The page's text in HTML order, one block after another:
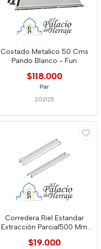
Costado Metalico 50 Cms
Pando Blanco - Fun
$118.000
Par
202125
Corredera Riel Estandar
Extracción Parcial500 Mm
$19.000